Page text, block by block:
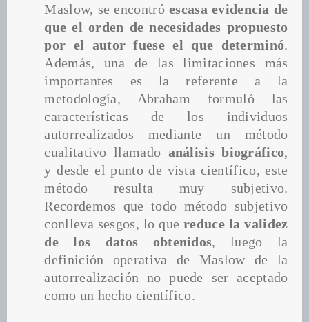
Maslow, se encontró escasa evidencia de
que el orden de necesidades propuesto
por el autor fuese el que determinó.
Además, una de las limitaciones más
importantes es la referente a la
metodología, Abraham formuló las
características de los individuos
autorrealizados mediante un método
cualitativo llamado análisis biográfico,
y desde el punto de vista científico, este
método resulta muy subjetivo.
Recordemos que todo método subjetivo
conlleva sesgos, lo que reduce la validez
de los datos obtenidos, luego la
definición operativa de Maslow de la
autorrealización no puede ser aceptado
como un hecho científico.